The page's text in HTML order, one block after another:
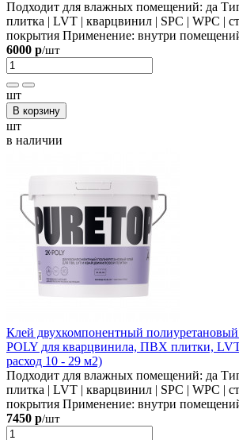
Подходит для влажных помещений: да
плитка | LVT | кварцвинил | SPC | WPC |
покрытия Применение: внутри
6000 р/шт
шт
В корзину
шт
в наличии
Клей двухкомпонентный
POLY для кварцвинила, ПВХ плитки,
расход 10 - 29 м2)
Подходит для влажных помещений: да
плитка | LVT | кварцвинил | SPC | WPC |
покрытия Применение: внутри
7450 р/шт